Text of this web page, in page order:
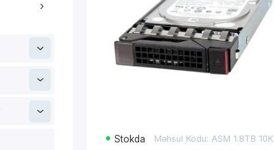
Stokda Məhsul Kodu: ASM 1.8TB 10K